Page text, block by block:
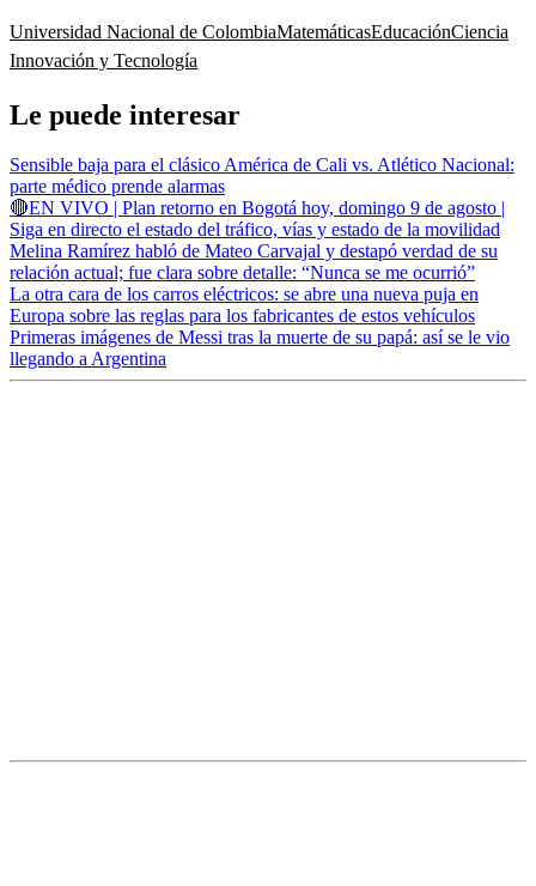
Universidad Nacional de ColombiaMatemáticasEducaciónCiencia
Innovación y Tecnología
Le puede interesar
Sensible baja para el clásico América de Cali vs. Atlético Nacional:
parte médico prende alarmas
🔴EN VIVO | Plan retorno en Bogotá hoy, domingo 9 de agosto |
Siga en directo el estado del tráfico, vías y estado de la movilidad
Melina Ramírez habló de Mateo Carvajal y destapó verdad de su
relación actual; fue clara sobre detalle: “Nunca se me ocurrió”
La otra cara de los carros eléctricos: se abre una nueva puja en
Europa sobre las reglas para los fabricantes de estos vehículos
Primeras imágenes de Messi tras la muerte de su papá: así se le vio
llegando a Argentina